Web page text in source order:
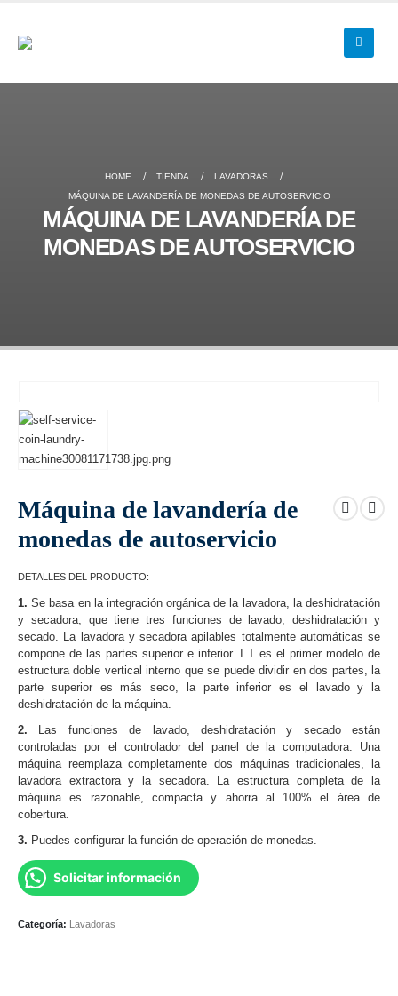
HOME TIENDA
LAVADORAS
MÁQUINA DE LAVANDERÍA DE MONEDAS DE AUTOSERVICIO
MÁQUINA DE LAVANDERÍA DE
MONEDAS DE AUTOSERVICIO
Máquina de lavandería de
monedas de autoservicio
DETALLES DEL PRODUCTO:
1. Se basa en la integración orgánica de la lavadora, la deshidratación
y secadora, que tiene tres funciones de lavado, deshidratación y
secado. La lavadora y secadora apilables totalmente automáticas se
compone de las partes superior e inferior. I T es el primer modelo de
estructura doble vertical interno que se puede dividir en dos partes, la
parte superior es más seco, la parte inferior es el lavado y la
deshidratación de la máquina.
2. Las funciones de lavado, deshidratación y secado están
controladas por el controlador del panel de la computadora. Una
máquina reemplaza completamente dos máquinas tradicionales, la
lavadora extractora y la secadora. La estructura completa de la
máquina es razonable, compacta y ahorra al 100% el área de
cobertura.
3. Puedes configurar la función de operación de monedas.
Solicitar información
Categoría: Lavadoras